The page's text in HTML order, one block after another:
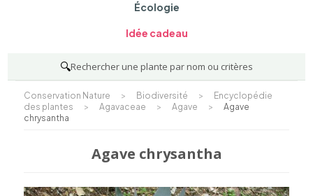
Écologie
Idée cadeau
🔍Rechercher une plante par nom ou critères
Conservation Nature > Biodiversité >
Encyclopédie
des plantes
> Agavaceae > Agave >
Agave
chrysantha
Agave chrysantha